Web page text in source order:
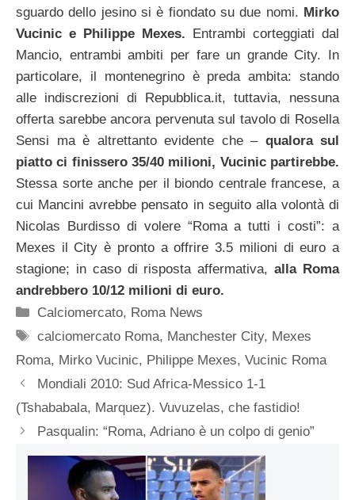
sguardo dello jesino si è fiondato su due nomi. Mirko
Vucinic e Philippe Mexes. Entrambi corteggiati dal
Mancio, entrambi ambiti per fare un grande City. In
particolare, il montenegrino è preda ambita: stando
alle indiscrezioni di Repubblica.it, tuttavia, nessuna
offerta sarebbe ancora pervenuta sul tavolo di Rosella
Sensi ma è altrettanto evidente che – qualora sul
piatto ci finissero 35/40 milioni, Vucinic partirebbe.
Stessa sorte anche per il biondo centrale francese, a
cui Mancini avrebbe pensato in seguito alla volontà di
Nicolas Burdisso di volere “Roma a tutti i costi”: a
Mexes il City è pronto a offrire 3.5 milioni di euro a
stagione; in caso di risposta affermativa,alla Roma
andrebbero 10/12 milioni di euro.
Categorie
Calciomercato, Roma News
Tag
calciomercato Roma, Manchester City, Mexes
Roma, Mirko Vucinic, Philippe Mexes, Vucinic Roma
Mondiali 2010: Sud Africa-Messico 1-1
(Tshababala, Marquez). Vuvuzelas, che fastidio!
Pasqualin: “Roma, Adriano è un colpo di genio”